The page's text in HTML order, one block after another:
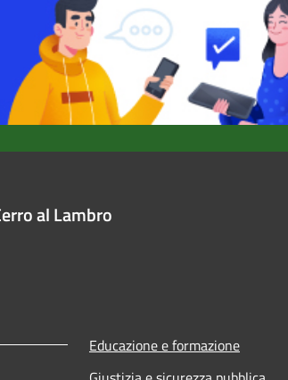
al Lambro
Educazione e formazione